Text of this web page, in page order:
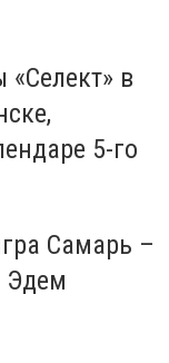
в
5-го
Самарь –
Эдем